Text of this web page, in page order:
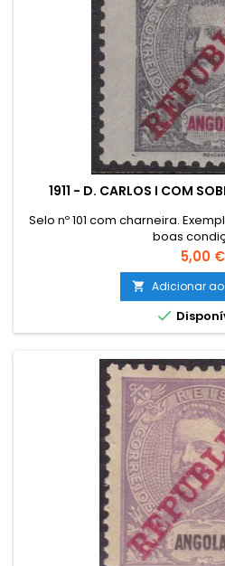
1911 - D. CARLOS I COM
Selo nº 101 com charneira.
boas
Preço
5,00 €
 Adicionar
